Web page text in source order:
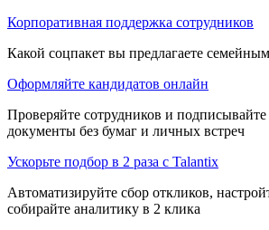
Корпоративная поддержка сотрудников
Какой соцпакет вы предлагаете
Оформляйте кандидатов онлайн
Проверяйте сотрудников и
документы без бумаг и личных встреч
Ускорьте подбор в 2 раза с Talantix
Автоматизируйте сбор откликов,
собирайте аналитику в 2 клика